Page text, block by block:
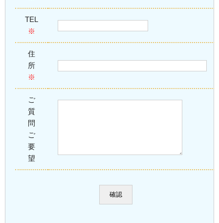
TEL
※
住
所
※
ご
質
問
ご
要
望